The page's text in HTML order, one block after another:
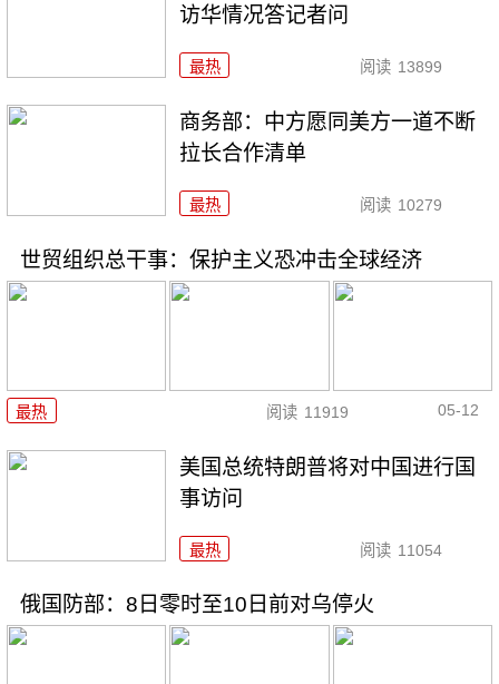
访华情况答记者问
最热 阅读 13899
商务部：中方愿同美方一道不断
拉长合作清单
最热 阅读 10279
世贸组织总干事：保护主义恐冲击全球经济
最热 阅读 11919 05-12
美国总统特朗普将对中国进行国
事访问
最热 阅读 11054
俄国防部：8日零时至10日前对乌停火